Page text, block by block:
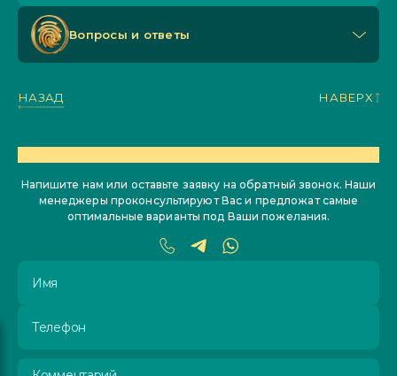
Вопросы и ответы
НАЗАД НАВЕРХ
Напишите нам или оставьте заявку на обратный звонок. Наши
менеджеры проконсультируют Вас и предложат самые
оптимальные варианты под Ваши пожелания.
Комментарий